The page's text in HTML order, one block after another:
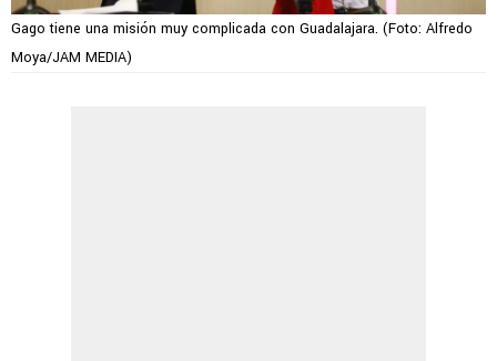
Gago tiene una misión muy complicada con Guadalajara. (Foto: Alfredo
Moya/JAM MEDIA)